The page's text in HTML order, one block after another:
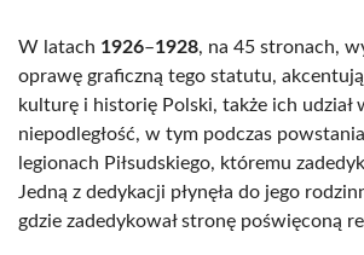
W latach 1926–1928, na 45 stronach,
oprawę graficzną tego statutu,
kulturę i historię Polski, także ich udział
niepodległość, w tym podczas
legionach Piłsudskiego, któremu
Jedną z dedykacji płynęła do jego
gdzie zadedykował stronę poświęconą